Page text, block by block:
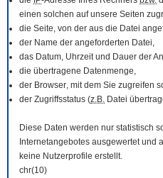
einen solchen auf unsere Seiten
die Seite, von der aus die Datei
der Name der angeforderten Datei,
das Datum, Uhrzeit und Dauer der
die übertragene Datenmenge,
der Browser, mit dem Sie zugreifen
der Zugriffsstatus (z.B. Datei
Diese Daten werden nur statistisch
Internetangebotes ausgewertet und
keine Nutzerprofile erstellt.
chr(10)